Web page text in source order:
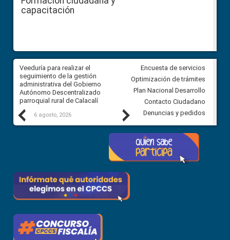
capacitación
Previous
Veeduría para realizar el
seguimiento de la gestión
administrativa del Gobierno
Autónomo Descentralizado
parroquial rural de Calacalí
6 agosto, 2026
Veeduría para vigilar los
derivados de la Audiencia
comunidad Urbina, parroquia
Carolina
5 agosto, 2026
Next
Encuesta de servicios
Optimización de trámites
Plan Nacional Desarrollo
Contacto Ciudadano
Denuncias y pedidos